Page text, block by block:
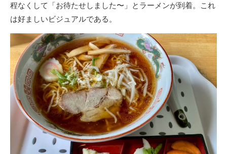
程なくして「お待たせしました〜」とラーメンが到着。これ
は好ましいビジュアルである。